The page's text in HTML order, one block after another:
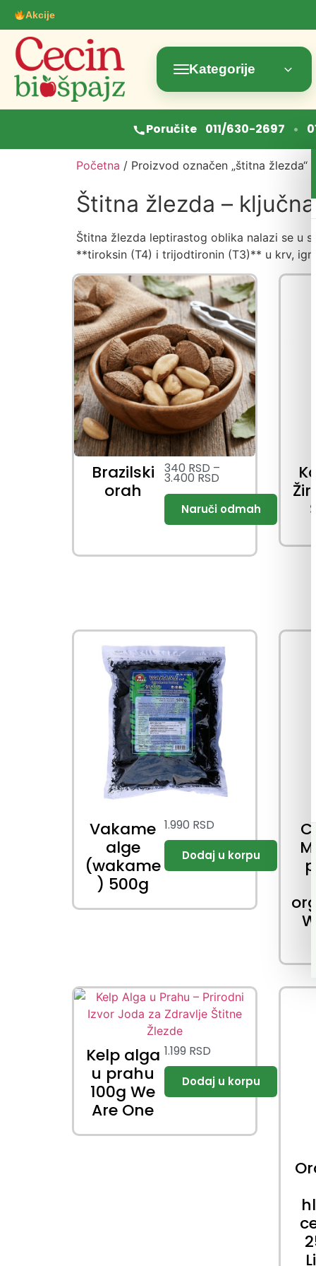
Akcije
Kategorije
Poručite 011/630-2697 •
Početna / Proizvod označen „štitna žlezda“
Štitna žlezda –
Štitna žlezda leptirastog oblika nalazi se u
**tiroksin (T4) i trijodtironin (T3)** u krv,
Brazilski
orah
340 RSD –
3.400 RSD
Vakame
alge
(wakame
) 500g
1.990 RSD
Kelp alga
u prahu
100g We
Are One
1.199 RSD